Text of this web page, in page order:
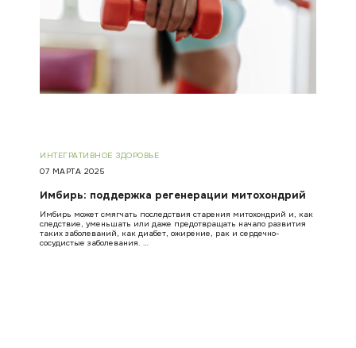
ИНТЕГРАТИВНОЕ ЗДОРОВЬЕ
07 МАРТА 2025
Имбирь: поддержка регенерации митохондрий
Имбирь может смягчать последствия старения митохондрий и, как
следствие, уменьшать или даже предотвращать начало развития
таких заболеваний, как диабет, ожирение, рак и сердечно-
сосудистые заболевания. …